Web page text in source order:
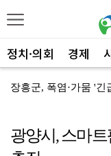
정치·의회 경제
장흥군, 폭염·가뭄 '
광양시, 스마트